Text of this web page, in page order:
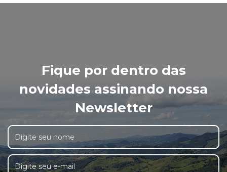
Fique por dentro das
novidades assinando nossa
Newsletter